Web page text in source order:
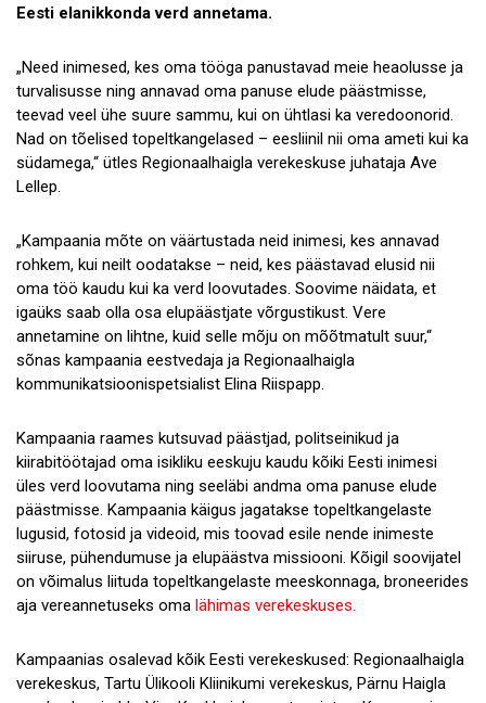
Eesti elanikkonda verd annetama.
„Need inimesed, kes oma tööga panustavad meie heaolusse ja
turvalisusse ning annavad oma panuse elude päästmisse,
teevad veel ühe suure sammu, kui on ühtlasi ka veredoonorid.
Nad on tõelised topeltkangelased – eesliinil nii oma ameti kui ka
südamega,“ ütles Regionaalhaigla verekeskuse juhataja Ave
Lellep.
„Kampaania mõte on väärtustada neid inimesi, kes annavad
rohkem, kui neilt oodatakse – neid, kes päästavad elusid nii
oma töö kaudu kui ka verd loovutades. Soovime näidata, et
igaüks saab olla osa elupäästjate võrgustikust. Vere
annetamine on lihtne, kuid selle mõju on mõõtmatult suur,“
sõnas kampaania eestvedaja ja Regionaalhaigla
kommunikatsioonispetsialist Elina Riispapp.
Kampaania raames kutsuvad päästjad, politseinikud ja
kiirabitöötajad oma isikliku eeskuju kaudu kõiki Eesti inimesi
üles verd loovutama ning seeläbi andma oma panuse elude
päästmisse. Kampaania käigus jagatakse topeltkangelaste
lugusid, fotosid ja videoid, mis toovad esile nende inimeste
siiruse, pühendumuse ja elupäästva missiooni. Kõigil soovijatel
on võimalus liituda topeltkangelaste meeskonnaga, broneerides
aja vereannetuseks oma lähimas verekeskuses.
Kampaanias osalevad kõik Eesti verekeskused: Regionaalhaigla
verekeskus, Tartu Ülikooli Kliinikumi verekeskus, Pärnu Haigla